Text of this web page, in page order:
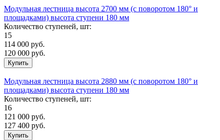
Модульная лестница высота 2700 мм (с поворотом 180° и
площадками) высота ступени 180 мм
Количество ступеней, шт:
15
114 000 руб.
120 000 руб.
Модульная лестница высота 2880 мм (с поворотом 180° и
площадками) высота ступени 180 мм
Количество ступеней, шт:
16
121 000 руб.
127 400 руб.